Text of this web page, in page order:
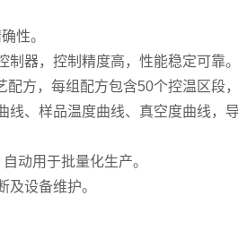
性。
器，控制精度高，性能稳定可靠。
方，每组配方包含50个控温区段
、样品温度曲线、真空度曲线，
动用于批量化生产。
设备维护。